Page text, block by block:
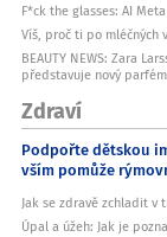
F*ck the glasses: AI
Víš, proč ti po mléčných
BEAUTY NEWS: Zara
představuje nový
Zdraví
Podpořte dětskou
vším pomůže
Jak se zdravě zchladit v
Úpal a úžeh: Jak je